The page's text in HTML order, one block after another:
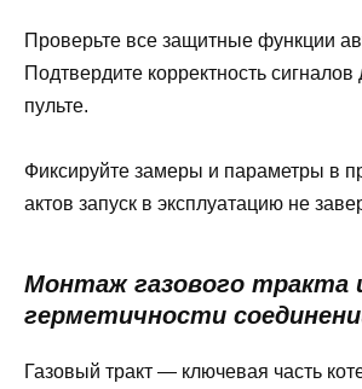
Проверьте все защитные функции
Подтвердите корректность сигналов
пульте.
Фиксируйте замеры и параметры в
актов запуск в эксплуатацию не
Монтаж газового тракта
герметичности
Газовый тракт — ключевая часть